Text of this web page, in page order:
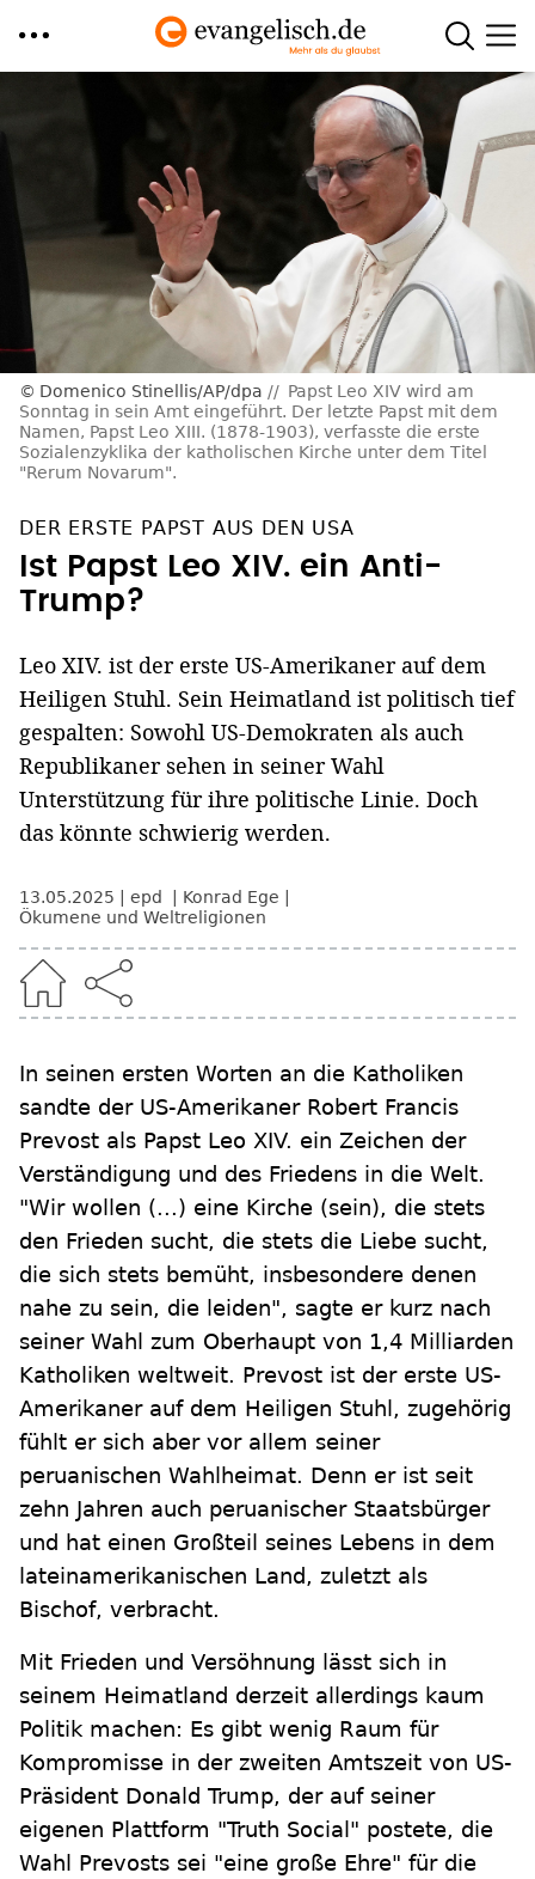
Domenico Stinellis/AP/dpa
Papst Leo XIV wird am
Sonntag in sein Amt eingeführt. Der letzte Papst mit dem
Namen, Papst Leo XIII. (1878-1903), verfasste die erste
Sozialenzyklika der katholischen Kirche unter dem Titel
"Rerum Novarum".
DER ERSTE PAPST AUS DEN USA
Ist Papst Leo XIV. ein Anti-
Trump?
Leo XIV. ist der erste US-Amerikaner auf dem
Heiligen Stuhl. Sein Heimatland ist politisch tief
gespalten: Sowohl US-Demokraten als auch
Republikaner sehen in seiner Wahl
Unterstützung für ihre politische Linie. Doch
das könnte schwierig werden.
13.05.2025 epd
Konrad Ege
Ökumene und Weltreligionen
In seinen ersten Worten an die Katholiken
sandte der US-Amerikaner Robert Francis
Prevost als Papst Leo XIV. ein Zeichen der
Verständigung und des Friedens in die Welt.
"Wir wollen (...) eine Kirche (sein), die stets
den Frieden sucht, die stets die Liebe sucht,
die sich stets bemüht, insbesondere denen
nahe zu sein, die leiden", sagte er kurz nach
seiner Wahl zum Oberhaupt von 1,4 Milliarden
Katholiken weltweit. Prevost ist der erste US-
Amerikaner auf dem Heiligen Stuhl, zugehörig
fühlt er sich aber vor allem seiner
peruanischen Wahlheimat. Denn er ist seit
zehn Jahren auch peruanischer Staatsbürger
und hat einen Großteil seines Lebens in dem
lateinamerikanischen Land, zuletzt als
Bischof, verbracht.
Mit Frieden und Versöhnung lässt sich in
seinem Heimatland derzeit allerdings kaum
Politik machen: Es gibt wenig Raum für
Kompromisse in der zweiten Amtszeit von US-
Präsident Donald Trump, der auf seiner
eigenen Plattform "Truth Social" postete, die
Wahl Prevosts sei "eine große Ehre" für die